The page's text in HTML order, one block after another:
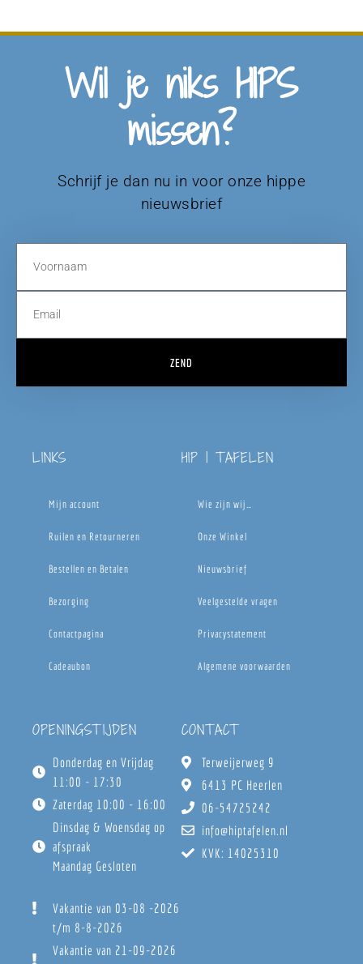
Wil je niks HIPS
missen?
Schrijf je dan nu in voor onze hippe
nieuwsbrief
ZEND
LINKS
Mijn account
Ruilen en Retourneren
Bestellen en Betalen
Bezorging
Contactpagina
Cadeaubon
HIP | TAFELEN
Wie zijn wij…
Onze Winkel
Nieuwsbrief
Veelgestelde vragen
Privacystatement
Algemene voorwaarden
OPENINGSTIJDEN
Donderdag en Vrijdag
11:00 - 17:30
Zaterdag 10:00 - 16:00
Dinsdag & Woensdag op
afspraak
Maandag Gesloten
Vakantie van 03-08 -2026
t/m 8-8-2026
Vakantie van 21-09-2026
CONTACT
Terweijerweg 9
6413 PC Heerlen
06-54725242
info@hiptafelen.nl
KVK: 14025310